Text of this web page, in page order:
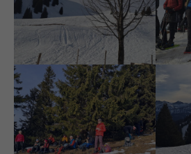
Richtung Gipfel
Brotzeit unterm Gipfel